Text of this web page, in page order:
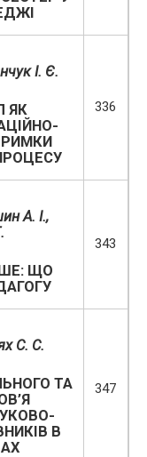
І. Є.
ЯК
336
А. І.,
ЩО
343
С. С.
ТА
В
347